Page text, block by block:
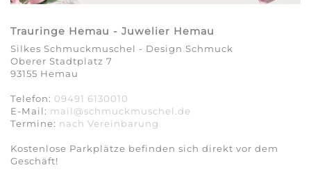
Trauringe Hemau - Juwelier Hemau
Silkes Schmuckmuschel - Design Schmuck
Oberer Stadtplatz 7
93155 Hemau
Telefon: 09491 6130010
E-Mail: mail@schmuckmuschel.de
Termine: nach Vereinbarung​​​​​​​
Kostenlose Parkplätze befinden sich direkt vor dem
Geschäft!